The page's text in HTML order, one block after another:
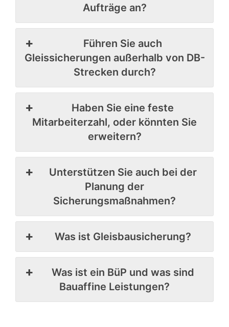
Aufträge an?
Führen Sie auch
Gleissicherungen außerhalb von DB-
Strecken durch?
Haben Sie eine feste
Mitarbeiterzahl, oder könnten Sie
erweitern?
Unterstützen Sie auch bei der
Planung der
Sicherungsmaßnahmen?
Was ist Gleisbausicherung?
Was ist ein BüP und was sind
Bauaffine Leistungen?